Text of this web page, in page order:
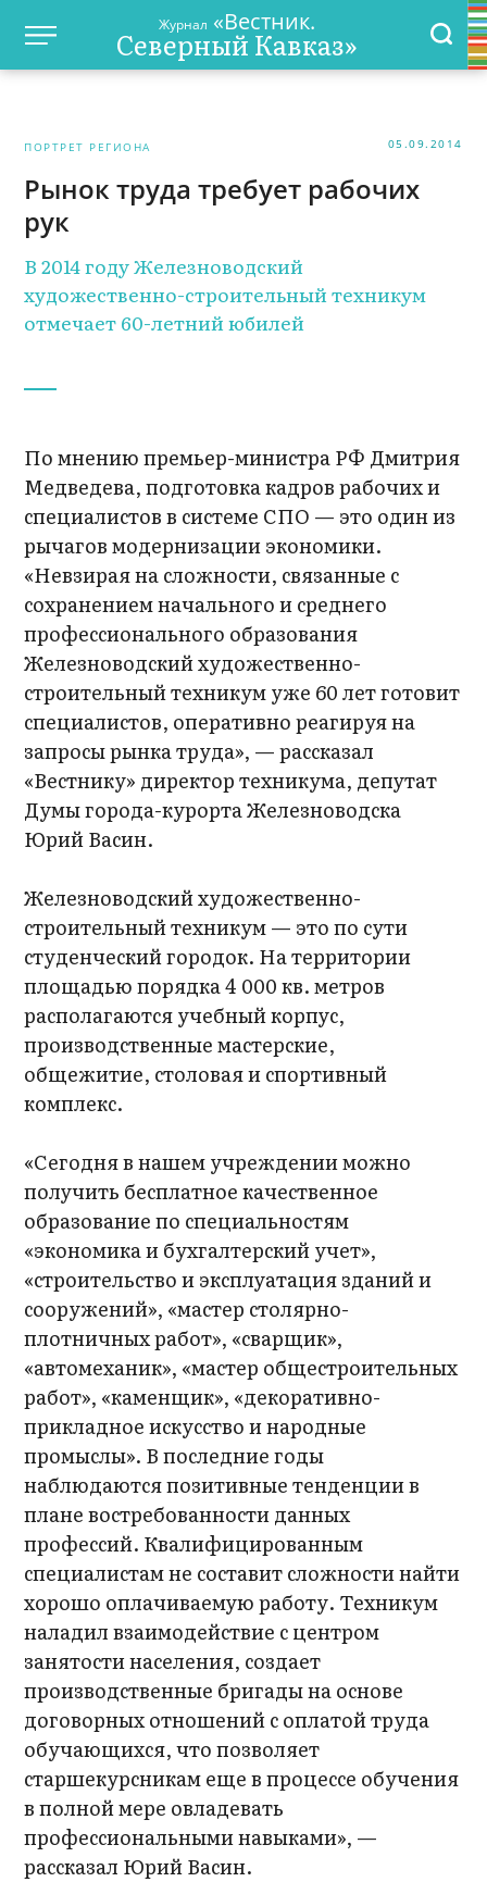
Журнал «Вестник.
Северный Кавказ»
ПОРТРЕТ РЕГИОНА 05.09.2014
Рынок труда требует рабочих
рук
В 2014 году Железноводский
художественно-строительный техникум
отмечает 60-летний юбилей
По мнению премьер-министра РФ Дмитрия
Медведева, подготовка кадров рабочих и
специалистов в системе СПО — это один из
рычагов модернизации экономики.
«Невзирая на сложности, связанные с
сохранением начального и среднего
профессионального образования
Железноводский художественно-
строительный техникум уже 60 лет готовит
специалистов, оперативно реагируя на
запросы рынка труда», — рассказал
«Вестнику» директор техникума, депутат
Думы города-курорта Железноводска
Юрий Васин.
Железноводский художественно-
строительный техникум — это по сути
студенческий городок. На территории
площадью порядка 4 000 кв. метров
располагаются учебный корпус,
производственные мастерские,
общежитие, столовая и спортивный
комплекс.
«Сегодня в нашем учреждении можно
получить бесплатное качественное
образование по специальностям
«экономика и бухгалтерский учет»,
«строительство и эксплуатация зданий и
сооружений», «мастер столярно-
плотничных работ», «сварщик»,
«автомеханик», «мастер общестроительных
работ», «каменщик», «декоративно-
прикладное искусство и народные
промыслы». В последние годы
наблюдаются позитивные тенденции в
плане востребованности данных
профессий. Квалифицированным
специалистам не составит сложности найти
хорошо оплачиваемую работу. Техникум
наладил взаимодействие с центром
занятости населения, создает
производственные бригады на основе
договорных отношений с оплатой труда
обучающихся, что позволяет
старшекурсникам еще в процессе обучения
в полной мере овладевать
профессиональными навыками», —
рассказал Юрий Васин.